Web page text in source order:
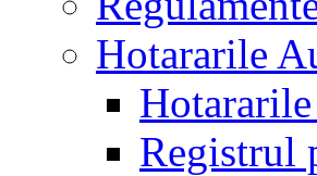
Hotararile
Registrul